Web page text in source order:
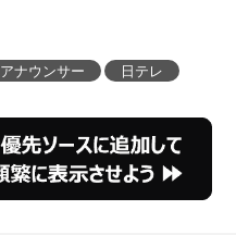
アナウンサー 日テレ